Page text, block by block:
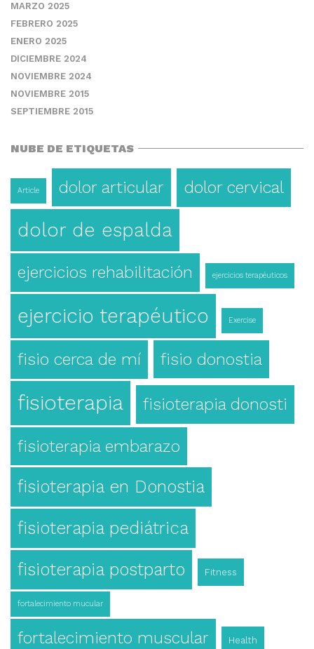
MARZO 2025
FEBRERO 2025
ENERO 2025
DICIEMBRE 2024
NOVIEMBRE 2024
NOVIEMBRE 2015
SEPTIEMBRE 2015
NUBE DE ETIQUETAS
Article dolor articular dolor cervical
dolor de espalda
ejercicios rehabilitación ejercicios terapéuticos
ejercicio terapéutico Exercise
fisio cerca de mí fisio donostia
fisioterapia fisioterapia donosti
fisioterapia embarazo
fisioterapia en Donostia
fisioterapia pediátrica
fisioterapia postparto Fitness
fortalecimiento mucular
fortalecimiento muscular Health